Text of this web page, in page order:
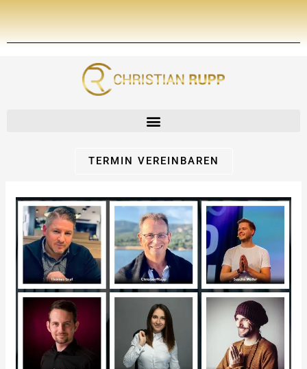
springen
TERMIN VEREINBAREN